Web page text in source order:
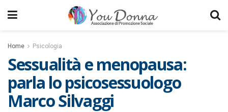
Home Psicologia
Sessualità e menopausa:
parla lo psicosessuologo
Marco Silvaggi